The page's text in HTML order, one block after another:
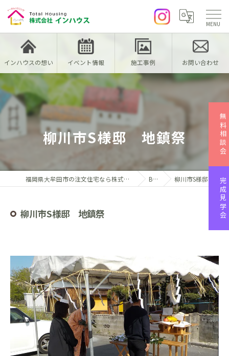
インハウスの想い イベント情報 施工事例 お問い合わせ
柳川市S様邸 地鎮祭
福岡県大牟田市の注文住宅なら株式会社インハウス Blog 柳川市S様邸 地鎮祭
柳川市S様邸 地鎮祭
無料相談会
完成見学会